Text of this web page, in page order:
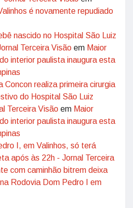
é novamente repudiado
nascido no Hospital São Luiz
Terceira Visão em Maior
interior paulista inaugura esta
Concon realiza primeira cirurgia
do Hospital São Luiz
Terceira Visão em Maior
interior paulista inaugura esta
I, em Valinhos, só terá
após às 22h - Jornal Terceira
com caminhão bitrem deixa
Rodovia Dom Pedro I em